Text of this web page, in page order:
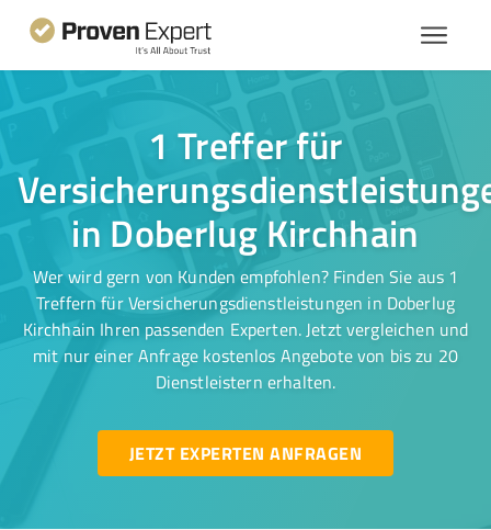
1 Treffer für
in Doberlug Kirchhain
Wer wird gern von Kunden empfohlen? Finden Sie aus 1
Treffern für Versicherungsdienstleistungen in Doberlug
Kirchhain Ihren passenden Experten. Jetzt vergleichen und
mit nur einer Anfrage kostenlos Angebote von bis zu 20
Dienstleistern erhalten.
JETZT EXPERTEN ANFRAGEN